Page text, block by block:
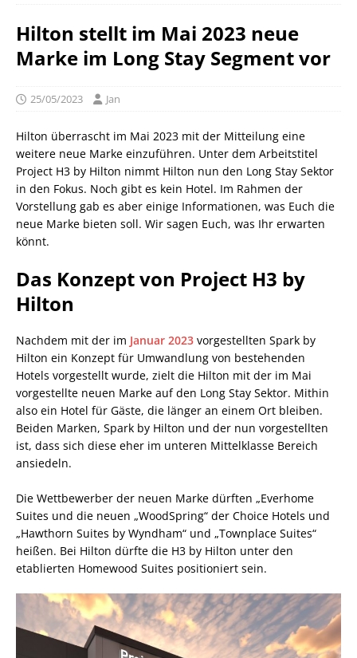
Hilton stellt im Mai 2023 neue
Marke im Long Stay Segment vor
25/05/2023 Jan
Hilton überrascht im Mai 2023 mit der Mitteilung eine
weitere neue Marke einzuführen. Unter dem Arbeitstitel
Project H3 by Hilton nimmt Hilton nun den Long Stay Sektor
in den Fokus. Noch gibt es kein Hotel. Im Rahmen der
Vorstellung gab es aber einige Informationen, was Euch die
neue Marke bieten soll. Wir sagen Euch, was Ihr erwarten
könnt.
Das Konzept von Project H3 by
Hilton
Nachdem mit der im Januar 2023 vorgestellten Spark by
Hilton ein Konzept für Umwandlung von bestehenden
Hotels vorgestellt wurde, zielt die Hilton mit der im Mai
vorgestellte neuen Marke auf den Long Stay Sektor. Mithin
also ein Hotel für Gäste, die länger an einem Ort bleiben.
Beiden Marken, Spark by Hilton und der nun vorgestellten
ist, dass sich diese eher im unteren Mittelklasse Bereich
ansiedeln.
Die Wettbewerber der neuen Marke dürften „Everhome
Suites und die neuen „WoodSpring“ der Choice Hotels und
„Hawthorn Suites by Wyndham“ und „Townplace Suites“
heißen. Bei Hilton dürfte die H3 by Hilton unter den
etablierten Homewood Suites positioniert sein.